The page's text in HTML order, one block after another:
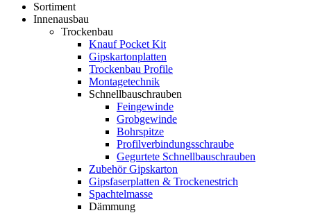
Sortiment
Innenausbau
Trockenbau
Knauf Pocket Kit
Gipskartonplatten
Trockenbau Profile
Montagetechnik
Schnellbauschrauben
Feingewinde
Grobgewinde
Bohrspitze
Profilverbindungsschraube
Gegurtete Schnellbauschrauben
Zubehör Gipskarton
Gipsfaserplatten & Trockenestrich
Spachtelmasse
Dämmung